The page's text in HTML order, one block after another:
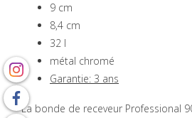
9 cm
8,4 cm
32 l
métal chromé
Garantie: 3 ans
La bonde de receveur Professional